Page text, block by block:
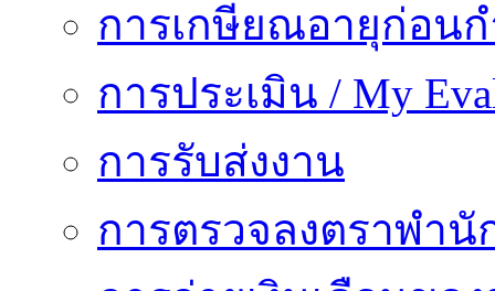
การเกษียณอายุก่อน
การประเมิน / My
การรับส่งงาน
การตรวจลงตราพำ